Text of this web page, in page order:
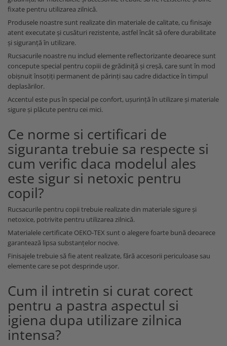
fixate pentru utilizarea zilnică.
Produsele noastre sunt realizate din materiale de calitate, cu finisaje
atent executate și cusături rezistente, astfel încât să ofere durabilitate
și siguranță în utilizare.
Rucsacurile noastre nu includ elemente reflectorizante deoarece sunt
concepute special pentru copiii de grădiniță și creșă, care sunt în mod
obișnuit însoțiți permanent de părinți sau cadre didactice în timpul
deplasărilor.
Accentul este pus în special pe confort, ușurință în utilizare și materiale
sigure și plăcute pentru cei mici.
Ce norme si certificari de
siguranta trebuie sa respecte si
cum verific daca modelul ales
este sigur si netoxic pentru
copil?
Rucsacurile pentru copii trebuie realizate din materiale sigure și
netoxice, potrivite pentru utilizarea zilnică.
Materialele certificate OEKO-TEX sunt o alegere foarte bună deoarece
garantează lipsa substanțelor nocive.
Finisajele trebuie să fie atent realizate, fără accesorii periculoase sau
elemente care se pot desprinde ușor.
Cum il intretin si curat corect
pentru a pastra aspectul si
igiena dupa utilizare zilnica
intensa?